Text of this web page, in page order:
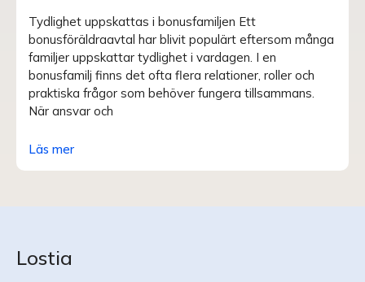
Tydlighet uppskattas i bonusfamiljen Ett
bonusföräldraavtal har blivit populärt eftersom många
familjer uppskattar tydlighet i vardagen. I en
bonusfamilj finns det ofta flera relationer, roller och
praktiska frågor som behöver fungera tillsammans.
När ansvar och
Läs mer
Lostia